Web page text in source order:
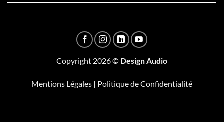
Copyright 2026 © Design Audio
Mentions Légales | Politique de Confidentialité